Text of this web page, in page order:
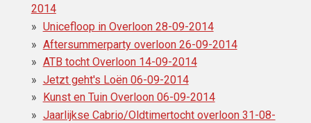
2014
Unicefloop in Overloon 28-09-2014
Aftersummerparty overloon 26-09-2014
ATB tocht Overloon 14-09-2014
Jetzt geht's Loën 06-09-2014
Kunst en Tuin Overloon 06-09-2014
Jaarlijkse Cabrio/Oldtimertocht overloon 31-08-